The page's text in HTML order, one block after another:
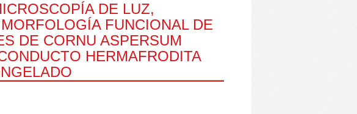
DE LUZ,
FUNCIONAL DE
DE CORNU ASPERSUM
HERMAFRODITA